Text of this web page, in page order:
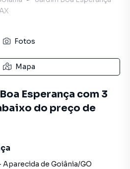
Fotos
Mapa
Esperança com 3
do preço de
Aparecida de Goiânia/GO